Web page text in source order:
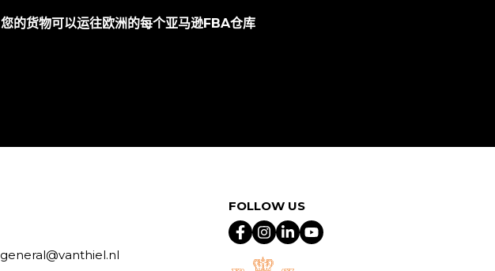
您的货物可以运往欧洲的每个亚马逊FBA仓库
general@vanthiel.nl
FOLLOW US